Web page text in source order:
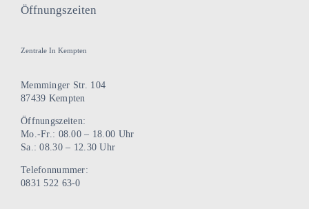
Öffnungszeiten
Zentrale In Kempten
Memminger Str. 104
87439 Kempten
Öffnungszeiten:
Mo.-Fr.: 08.00 – 18.00 Uhr
Sa.: 08.30 – 12.30 Uhr
Telefonnummer:
0831 522 63-0